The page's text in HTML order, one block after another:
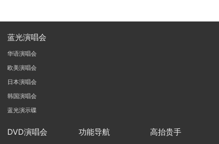
蓝光演唱会
华语演唱会
欧美演唱会
日本演唱会
韩国演唱会
蓝光演示碟
DVD演唱会 功能导航 高抬贵手